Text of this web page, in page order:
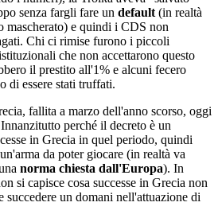
senza fargli fare un default (in realtà
mascherato) e quindi i CDS non
Chi ci rimise furono i piccoli
che non accettarono questo
il prestito all'1% e alcuni fecero
di essere stati truffati.
fallita a marzo dell'anno scorso, oggi
perché il decreto è un
in Grecia in quel periodo, quindi
da poter giocare (in realtà va
norma chiesta dall'Europa). In
si capisce cosa successe in Grecia non
succedere un domani nell'attuazione di